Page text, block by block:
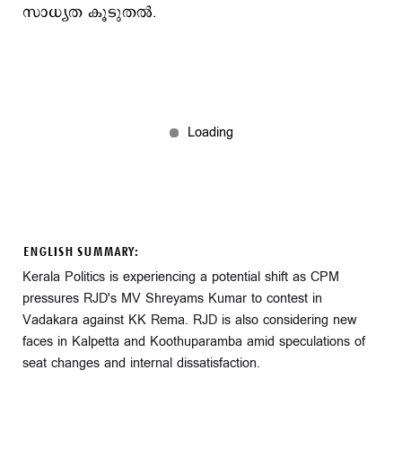
സാധ്യത കൂടുതല്‍.
ENGLISH SUMMARY:
Kerala Politics is experiencing a potential shift as CPM
pressures RJD's MV Shreyams Kumar to contest in
Vadakara against KK Rema. RJD is also considering new
faces in Kalpetta and Koothuparamba amid speculations of
seat changes and internal dissatisfaction.